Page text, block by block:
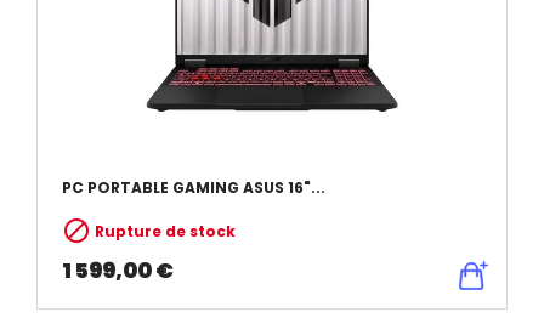
PC PORTABLE GAMING ASUS 16"...
 Rupture de stock
1 599,00 €